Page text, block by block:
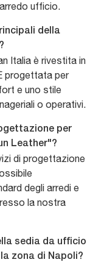
ufficio.
della
Italia è rivestita in
progettata per
e uno stile
o operativi.
per
Leather"?
di progettazione
degli arredi e
la nostra
sedia da ufficio
zona di Napoli?